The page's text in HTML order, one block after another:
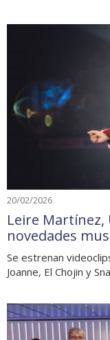
20/02/2026
Leire Martínez,
novedades
Se estrenan
Joanne, El Chojin y